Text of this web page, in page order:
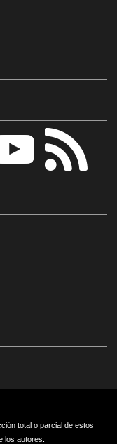
total o parcial de estos
los autores.